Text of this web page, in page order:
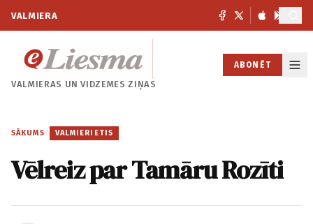
VALMIERA
VALMIERAS UNVIDZEMES ZIŅAS
ABONĒT
SĀKUMS / VALMIERIETIS
Vēlreiz par Tamāru Rozīti